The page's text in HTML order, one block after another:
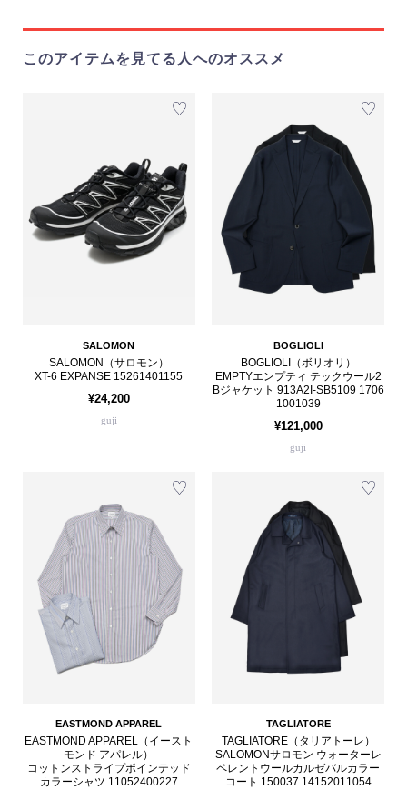
このアイテムを見てる人へのオススメ
SALOMON
SALOMON（サロモン）
XT-6 EXPANSE 15261401155
¥24,200
guji
BOGLIOLI
BOGLIOLI（ボリオリ）
EMPTYエンプティ テックウール2
Bジャケット 913A2I-SB5109 1706
1001039
¥121,000
guji
EASTMOND APPAREL
EASTMOND APPAREL（イースト
モンド アパレル）
コットンストライプポインテッド
カラーシャツ 11052400227
TAGLIATORE
TAGLIATORE（タリアトーレ）
SALOMONサロモン ウォーターレ
ペレントウールカルゼバルカラー
コート 150037 14152011054